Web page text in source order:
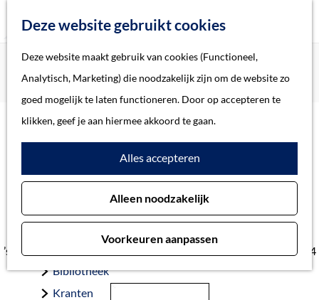
Deze website gebruikt cookies
Deze website maakt gebruik van cookies (Functioneel,
Analytisch, Marketing) die noodzakelijk zijn om de website zo
goed mogelijk te laten functioneren. Door op accepteren te
klikken, geef je aan hiermee akkoord te gaan.
Alles accepteren
Alleen noodzakelijk
Voorkeuren aanpassen
k
e
Home
Verhalen
Thema
Soort object
Collecties
Beeld en geluid
Bibliotheek
Kranten
Home
Oorlogsslachtoffers 's-Hertogenbosch
Bers, Johannes Franciscus van
Bers, Johannes
Franciscus van
’s-Hertogenbosch 20-10-1898 — ’s-Hertogenbosch 31-10-1944